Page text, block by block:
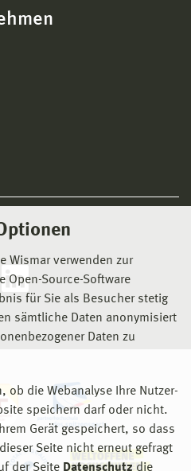
Wismar verwenden zur
Open-Source-Software
für Sie als Besucher stetig
sämtliche Daten anonymisiert
Daten zu
ob die Webanalyse Ihre Nutzer-
speichern darf oder nicht.
Gerät gespeichert, so dass
Seite nicht erneut gefragt
der Seite Datenschutz die